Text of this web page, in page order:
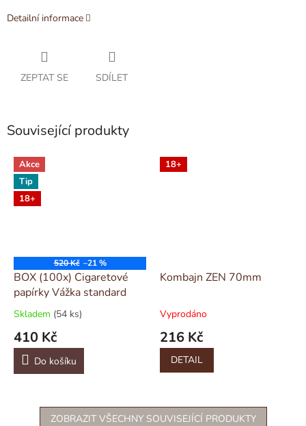
Detailní informace
ZEPTAT SE SDÍLET
Související produkty
Akce
Tip
18+
520 Kč –21 %
BOX (100x) Cigaretové
papírky Vážka standard
Skladem (54 ks)
410 Kč
Do košíku
18+
Kombajn ZEN 70mm
Vyprodáno
216 Kč
DETAIL
ZOBRAZIT VŠECHNY SOUVISEJÍCÍ PRODUKTY